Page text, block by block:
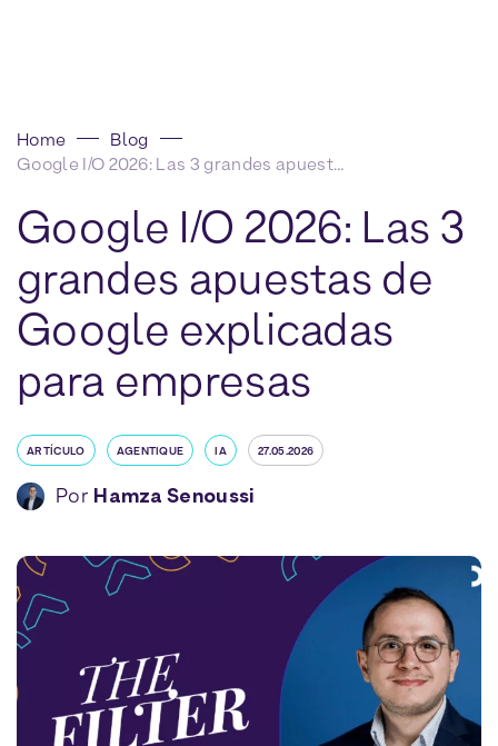
Home
Blog
Google I/O 2026: Las 3 grandes apuestas de Google explicadas para empresas
Google I/O 2026: Las 3
grandes apuestas de
Google explicadas
para empresas
ARTÍCULO AGENTIQUE IA 27.05.2026
Por Hamza Senoussi